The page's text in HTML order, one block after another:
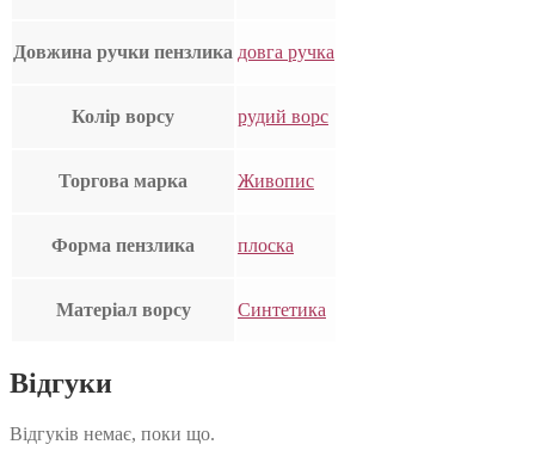
Довжина ручки пензлика довга ручка
Колір ворсу рудий ворс
Торгова марка Живопис
Форма пензлика плоска
Матеріал ворсу Синтетика
Відгуки
Відгуків немає, поки що.